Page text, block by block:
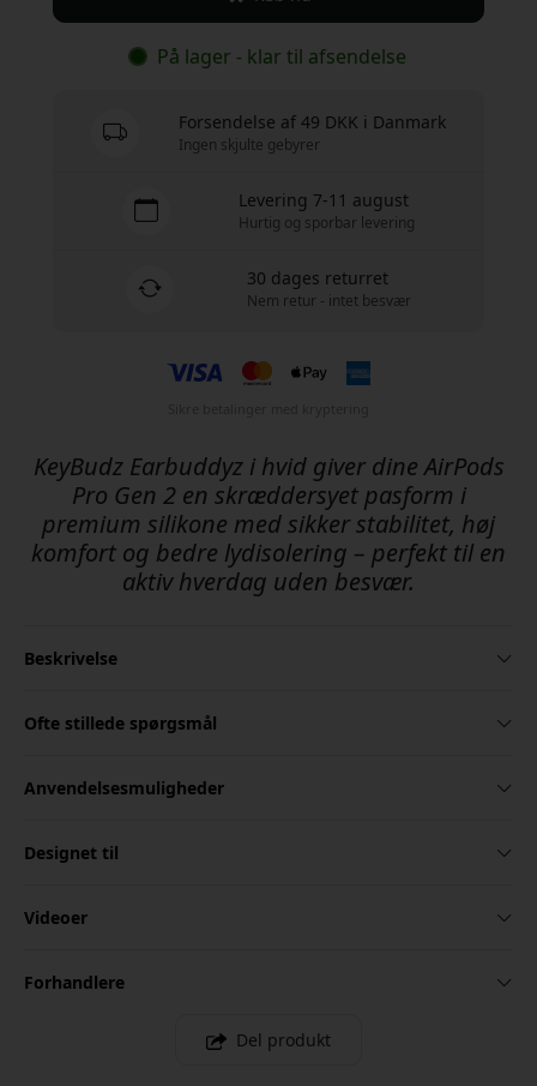
På lager - klar til afsendelse
Forsendelse af 49 DKK i Danmark
Ingen skjulte gebyrer
Levering 7-11 august
Hurtig og sporbar levering
30 dages returret
Nem retur - intet besvær
KeyBudz Earbuddyz i hvid giver dine AirPods
Pro Gen 2 en skræddersyet pasform i
premium silikone med sikker stabilitet, høj
komfort og bedre lydisolering – perfekt til en
aktiv hverdag uden besvær.
Beskrivelse
Ofte stillede spørgsmål
Anvendelsesmuligheder
Designet til
Videoer
Forhandlere
Del produkt